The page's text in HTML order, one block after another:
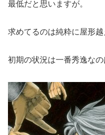
最低だと思いますが。
求めてるのは純粋に屋形越
初期の状況は一番秀逸なの